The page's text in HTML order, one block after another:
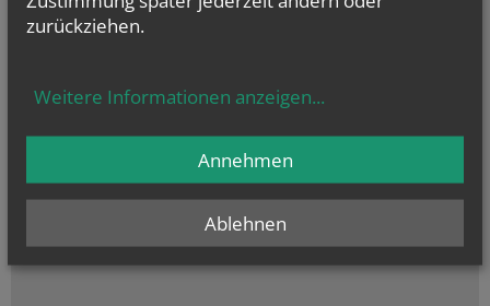
Weil Gott alles gut erschaffen hat
Damit bekennen wir uns zu einem nachhaltigen Lebensstil ...
>> zu unseremMission Statement
zurückziehen.
Weitere Informationen anzeigen...
Ablehnen
Annehmen